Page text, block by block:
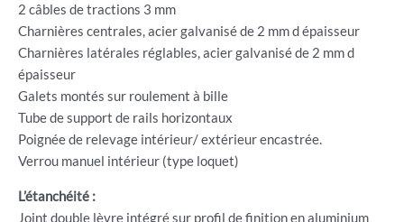
2 câbles de tractions 3 mm
Charnières centrales, acier galvanisé de 2 mm d épaisseur
Charnières latérales réglables, acier galvanisé de 2 mm d
épaisseur
Galets montés sur roulement à bille
Tube de support de rails horizontaux
Poignée de relevage intérieur/ extérieur encastrée.
Verrou manuel intérieur (type loquet)
L’étanchéité :
Joint double lèvre intégré sur profil de finition en aluminium